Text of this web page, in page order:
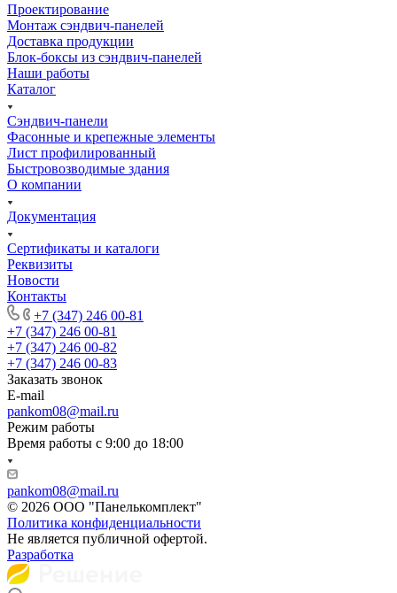
Проектирование
Монтаж сэндвич-панелей
Доставка продукции
Блок-боксы из сэндвич-панелей
Наши работы
Каталог
Сэндвич-панели
Фасонные и крепежные элементы
Лист профилированный
Быстровозводимые здания
О компании
Документация
Сертификаты и каталоги
Реквизиты
Новости
Контакты
+7 (347) 246 00-81
+7 (347) 246 00-81
+7 (347) 246 00-82
+7 (347) 246 00-83
Заказать звонок
E-mail
pankom08@mail.ru
Режим работы
Время работы с 9:00 до 18:00
pankom08@mail.ru
© 2026 ООО "Панелькомплект"
Политика конфиденциальности
Не является публичной офертой.
Разработка